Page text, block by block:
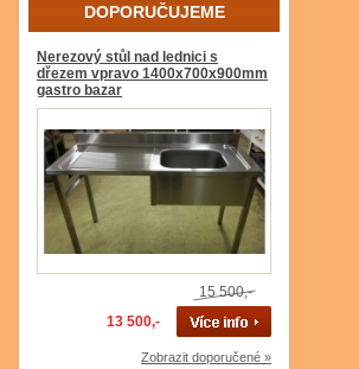
DOPORUČUJEME
Nerezový stůl nad lednici s
dřezem vpravo 1400x700x900mm
gastro bazar
15 500,-
13 500,-
Zobrazit doporučené »